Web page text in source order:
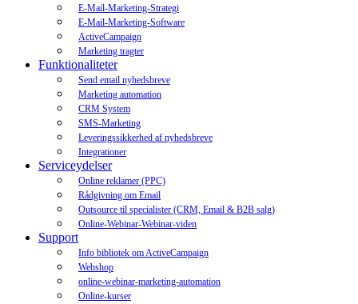
E-Mail-Marketing-Strategi
E-Mail-Marketing-Software
ActiveCampaign
Marketing tragter
Funktionaliteter
Send email nyhedsbreve
Marketing automation
CRM System
SMS-Marketing
Leveringssikkerhed af nyhedsbreve
Integrationer
Serviceydelser
Online reklamer (PPC)
Rådgivning om Email
Outsource til specialister (CRM, Email & B2B salg)
Online-Webinar-Webinar-viden
Support
Info bibliotek om ActiveCampaign
Webshop
online-webinar-marketing-automation
Online-kurser